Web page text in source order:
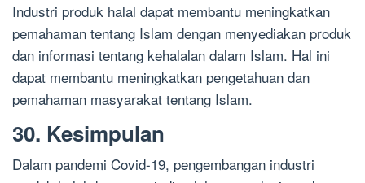
Industri produk halal dapat membantu meningkatkan
pemahaman tentang Islam dengan menyediakan produk
dan informasi tentang kehalalan dalam Islam. Hal ini
dapat membantu meningkatkan pengetahuan dan
pemahaman masyarakat tentang Islam.
30. Kesimpulan
Dalam pandemi Covid-19, pengembangan industri